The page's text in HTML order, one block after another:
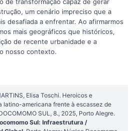
de transformação capaz de gerar
um cenário impreciso que a
desafiada a enfrentar. Ao afirmarmos
mais geográficos que históricos,
de recente urbanidade e a
nosso contexto.
Elisa Toschi. Heroicos e
latino-americana frente à escassez de
SUL, 8., 2025, Porto Alegre.
Sul: Infraestrutura /